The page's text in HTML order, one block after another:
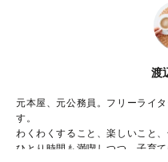
渡
元本屋、元公務員。フリーライ
す。
わくわくすること、楽しいこと、
ひとり時間も満喫しつつ、子育